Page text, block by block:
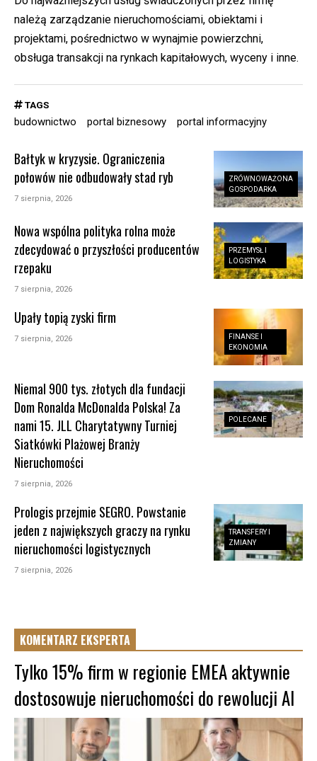
należą zarządzanie nieruchomościami, obiektami i
projektami, pośrednictwo w wynajmie powierzchni,
obsługa transakcji na rynkach kapitałowych, wyceny i inne.
TAGS
budownictwo portal biznesowy portal informacyjny
ZRÓWNOWAŻONA
GOSPODARKA
Bałtyk w kryzysie. Ograniczenia
połowów nie odbudowały stad ryb
7 sierpnia, 2026
PRZEMYSŁ I
LOGISTYKA
Nowa wspólna polityka rolna może
zdecydować o przyszłości producentów
rzepaku
7 sierpnia, 2026
FINANSE I
EKONOMIA
Upały topią zyski firm
7 sierpnia, 2026
POLECANE
Niemal 900 tys. złotych dla fundacji
Dom Ronalda McDonalda Polska! Za
nami 15. JLL Charytatywny Turniej
Siatkówki Plażowej Branży
Nieruchomości
7 sierpnia, 2026
TRANSFERY I
ZMIANY
Prologis przejmie SEGRO. Powstanie
jeden z największych graczy na rynku
nieruchomości logistycznych
7 sierpnia, 2026
KOMENTARZ EKSPERTA
Tylko 15% firm w regionie EMEA aktywnie
dostosowuje nieruchomości do rewolucji AI